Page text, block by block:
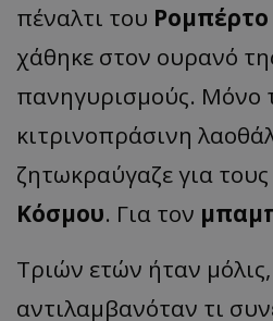
πέναλτι του
χάθηκε στον ουρανό
πανηγυρισμούς. Μόνο
κιτρινοπράσινη
ζητωκραύγαζε για τους
Κόσμου. Για τον
Τριών ετών ήταν
αντιλαμβανόταν τι